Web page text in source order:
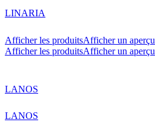
LINARIA
Afficher les produitsAfficher un aperçu
Afficher les produitsAfficher un aperçu
LANOS
LANOS